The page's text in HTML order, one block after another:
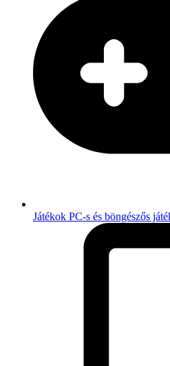
Játékok PC-s és böngészős